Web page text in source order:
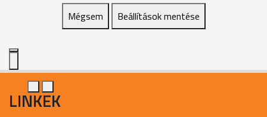
Mégsem Beállítások mentése
LINKEK